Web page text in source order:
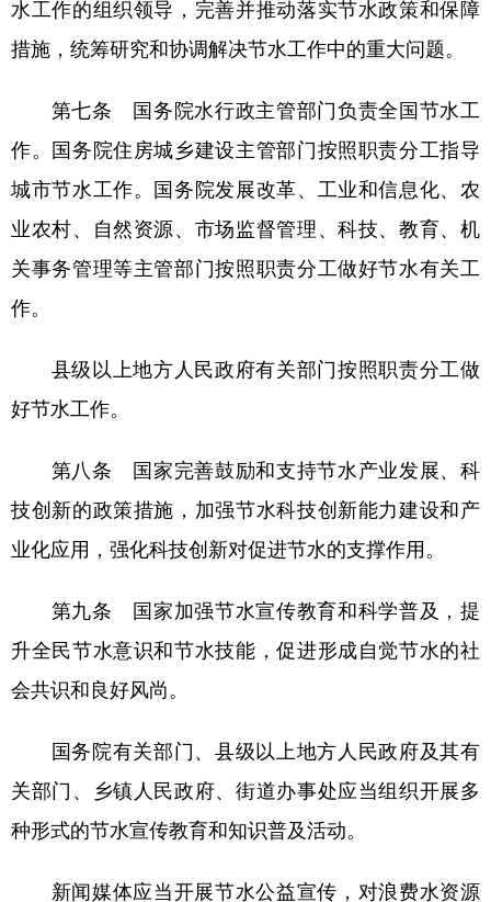
水工作的组织领导，完善并推动落实节水政策和保障
措施，统筹研究和协调解决节水工作中的重大问题。
第七条 国务院水行政主管部门负责全国节水工
作。国务院住房城乡建设主管部门按照职责分工指导
城市节水工作。国务院发展改革、工业和信息化、农
业农村、自然资源、市场监督管理、科技、教育、机
关事务管理等主管部门按照职责分工做好节水有关工
作。
县级以上地方人民政府有关部门按照职责分工做
好节水工作。
第八条 国家完善鼓励和支持节水产业发展、科
技创新的政策措施，加强节水科技创新能力建设和产
业化应用，强化科技创新对促进节水的支撑作用。
第九条 国家加强节水宣传教育和科学普及，提
升全民节水意识和节水技能，促进形成自觉节水的社
会共识和良好风尚。
国务院有关部门、县级以上地方人民政府及其有
关部门、乡镇人民政府、街道办事处应当组织开展多
种形式的节水宣传教育和知识普及活动。
新闻媒体应当开展节水公益宣传，对浪费水资源